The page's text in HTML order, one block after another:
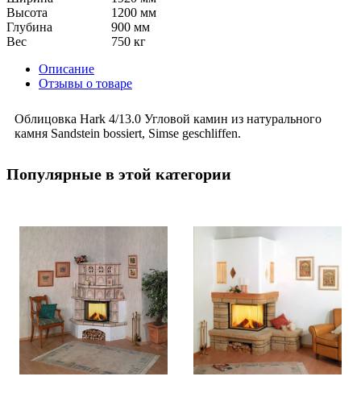
Высота
1200 мм
Глубина
900 мм
Вес
750 кг
Описание
Отзывы о товаре
Облицовка Hark 4/13.0 Угловой камин из натурального
камня Sandstein bossiert, Simse geschliffen.
Популярные в этой категории